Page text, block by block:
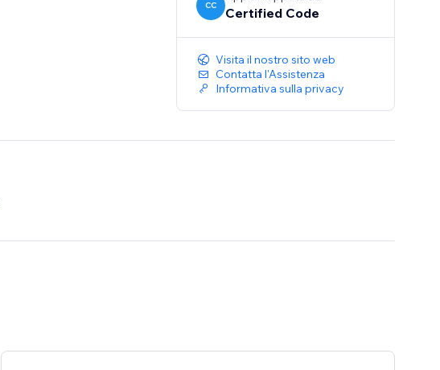
CC Certified Code
Visita il nostro sito web
Contatta l'Assistenza
Informativa sulla privacy